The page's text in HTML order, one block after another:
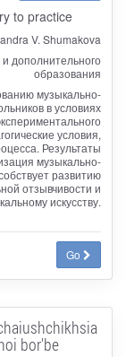
to practice
V. Shumakova
дополнительного
образования
музыкально-
в условиях
условия,
Результаты
музыкально-
развитию
отзывчивости и
искусству.
Go
bor'be